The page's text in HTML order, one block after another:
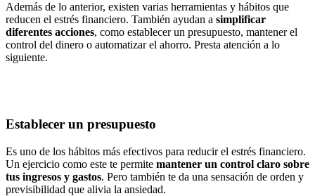
Además de lo anterior, existen varias herramientas y hábitos que
reducen el estrés financiero. También ayudan a simplificar
diferentes acciones, como establecer un presupuesto, mantener el
control del dinero o automatizar el ahorro. Presta atención a lo
siguiente.
Establecer un presupuesto
Es uno de los hábitos más efectivos para reducir el estrés financiero.
Un ejercicio como este te permite mantener un control claro sobre
tus ingresos y gastos. Pero también te da una sensación de orden y
previsibilidad que alivia la ansiedad.